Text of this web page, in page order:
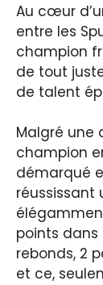
Au cœur
entre les
champion
de tout
de talent
Malgré une
champion
démarqué
réussissant
points dans
rebonds, 2
et ce,